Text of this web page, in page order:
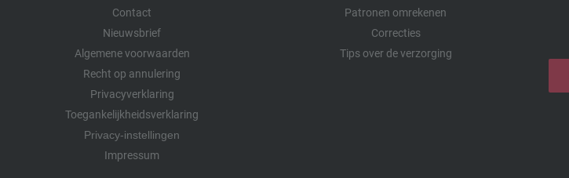
Contact
Nieuwsbrief
Algemene voorwaarden
Recht op annulering
Privacyverklaring
Toegankelijkheidsverklaring
Privacy-instellingen
Impressum
Patronen omrekenen
Correcties
Tips over de verzorging